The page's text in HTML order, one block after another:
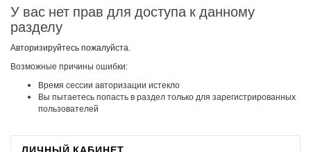
У вас нет прав для доступа к данному
разделу
Авторизируйтесь пожалуйста.
Возможные причины ошибки:
Время сессии авторизации истекло
Вы пытаетесь попасть в раздел только для зарегистрированных
пользователей